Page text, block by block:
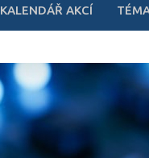
KALENDÁŘ AKCÍ